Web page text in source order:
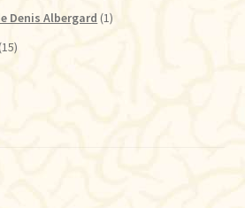
Denis Albergard (1)
(15)